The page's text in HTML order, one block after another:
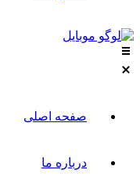
صفحه اصلی
درباره ما